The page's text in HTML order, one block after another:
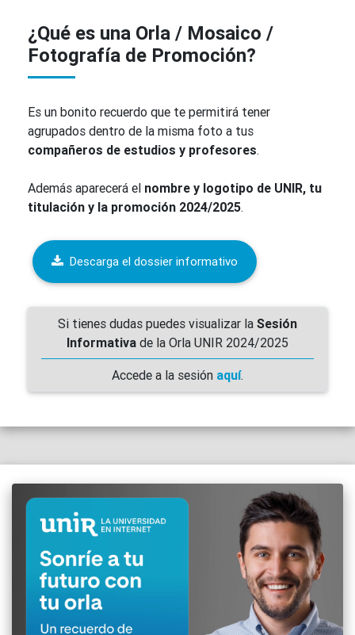
¿Qué es una Orla / Mosaico /
Fotografía de Promoción?
Es un bonito recuerdo que te permitirá tener
agrupados dentro de la misma foto a tus
compañeros de estudios y profesores.
Además aparecerá el nombre y logotipo de UNIR, tu
titulación y la promoción 2024/2025.
Descarga el dossier informativo
Si tienes dudas puedes visualizar la Sesión
Informativa de la Orla UNIR 2024/2025
Accede a la sesión aquí.